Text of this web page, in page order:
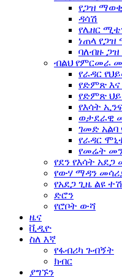
የጋዝ
ዳሳሽ
የሌዘር
ነጠላ
ባለብዙ
ብልህ የምርመራ
የራዳር
የድምጽ
የድምጽ
የእሳት
ወታደራዊ
ገመድ አልባ
የራዳር
የመሬት
የደን ​​የእሳት
የውሃ ማዳን
የአደጋ ጊዜ ልዩ
ድሮን
የሮቦት ውሻ
ዜና
ቪዲዮ
ስለ እኛ
የፋብሪካ ጉብኝት
ክብር
ያግኙን